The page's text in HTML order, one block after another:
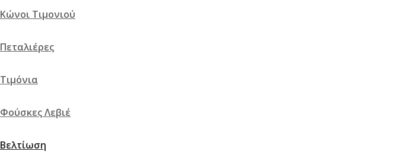
Κώνοι Τιμονιού
Πεταλιέρες
Τιμόνια
Φούσκες Λεβιέ
Βελτίωση